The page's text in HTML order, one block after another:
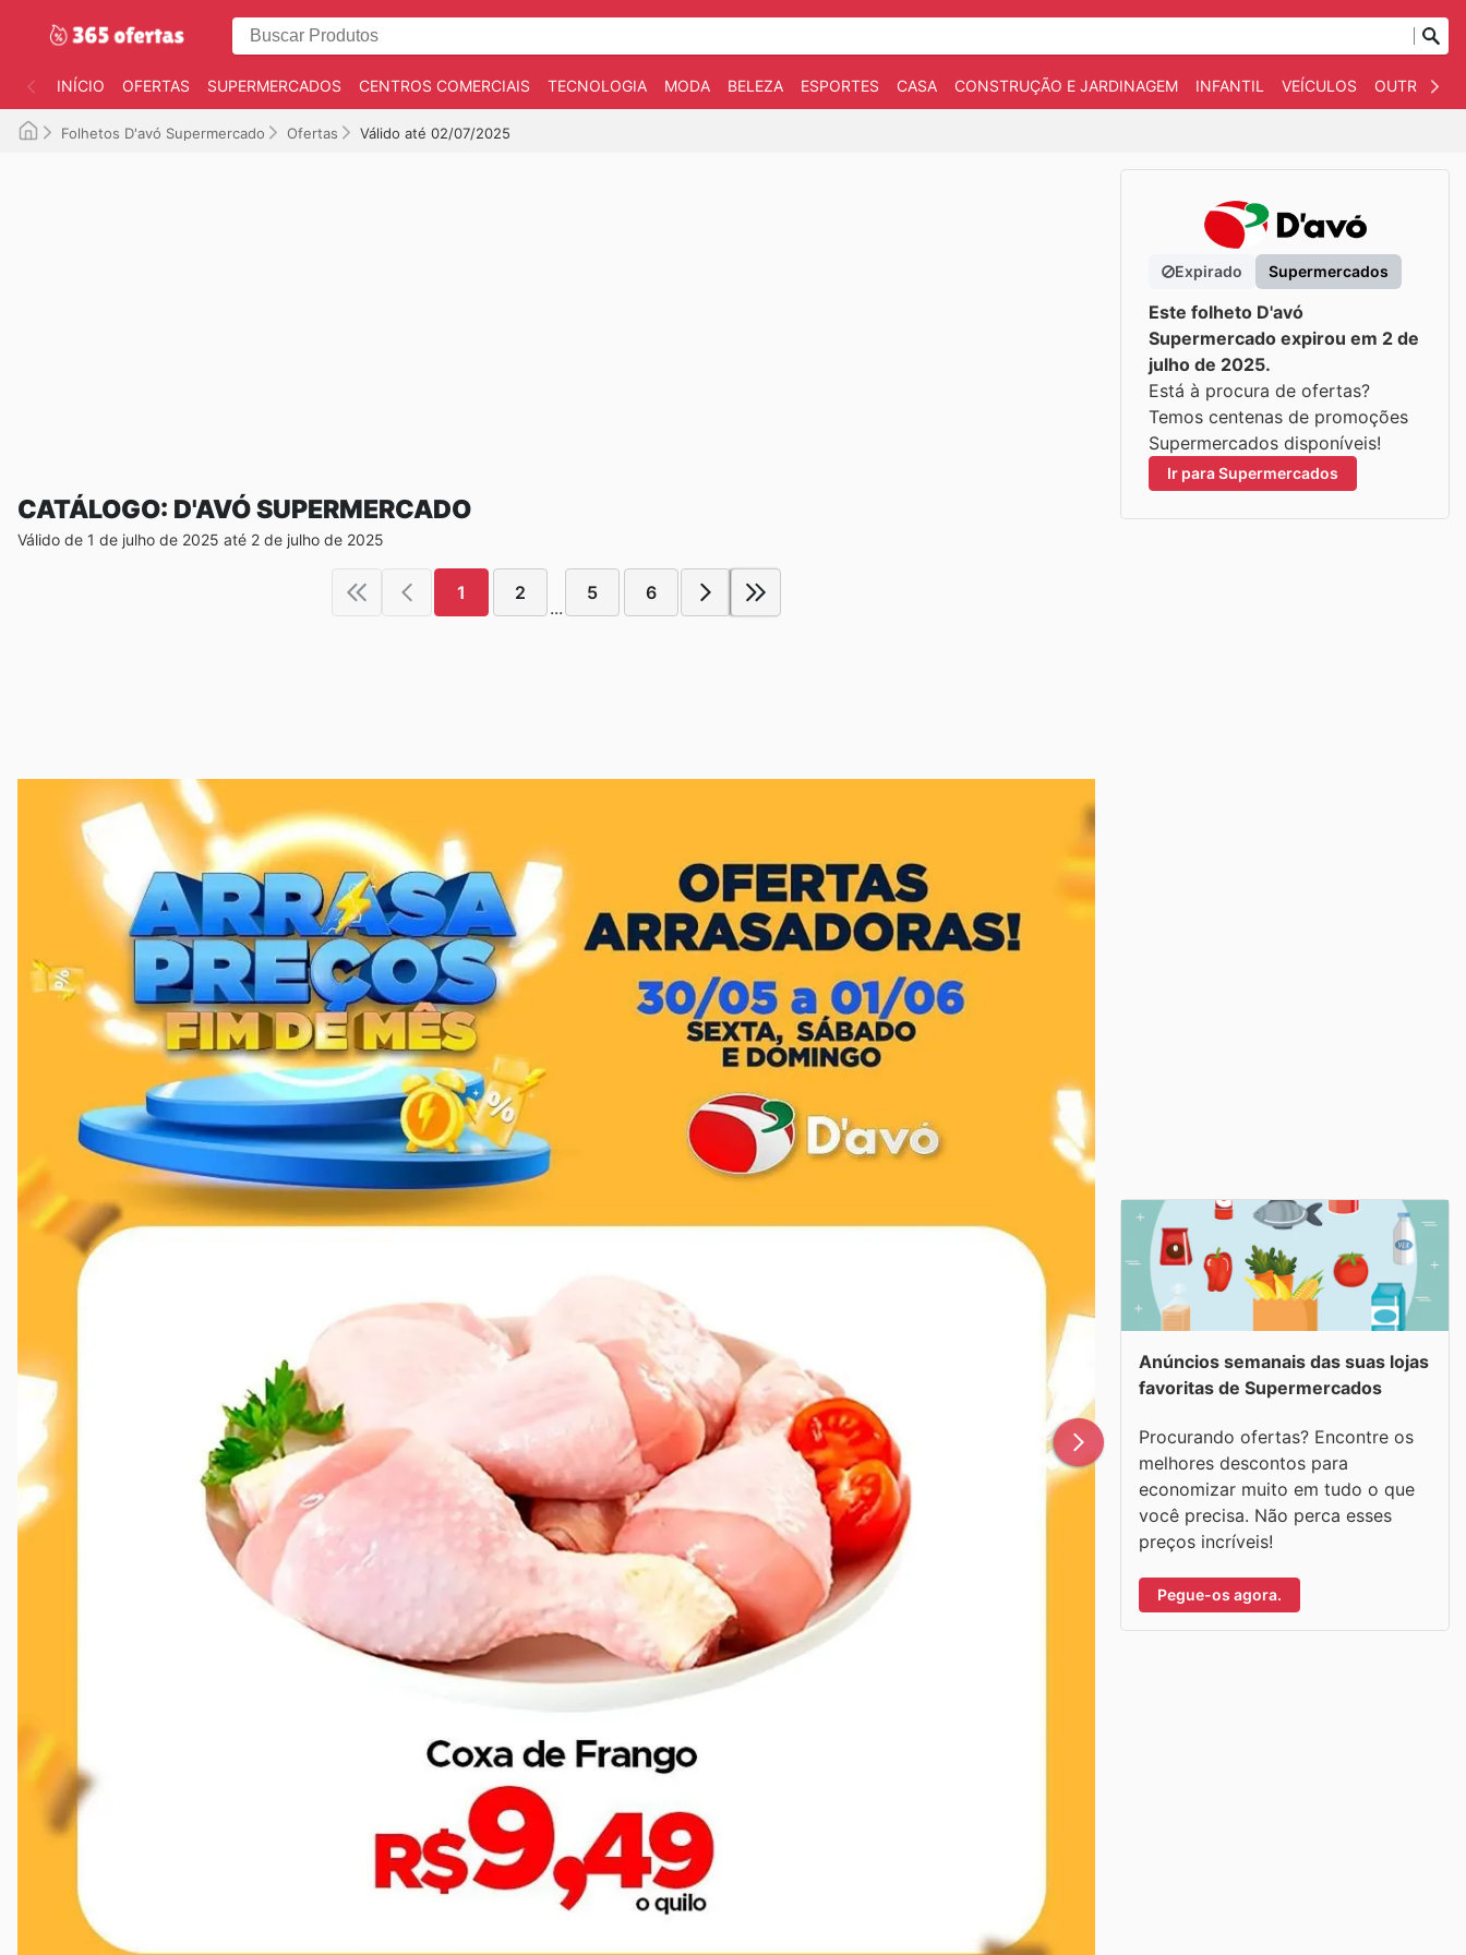
INÍCIO OFERTAS SUPERMERCADOS CENTROS COMERCIAIS TECNOLOGIA MODA BELEZA ESPORTES CASA CONSTRUÇÃO E JARDINAGEM INFANTIL VEÍCULOS OUTROS
Folhetos D'avó Supermercado Ofertas Válido até 02/07/2025
CATÁLOGO: D'AVÓ SUPERMERCADO
Válido de 1 de julho de 2025 até 2 de julho de 2025
1 2
...
5 6
Expirado Supermercados
Este folheto D'avó
Supermercado expirou em 2 de
julho de 2025.
Está à procura de ofertas?
Temos centenas de promoções
Supermercados disponíveis!
Ir para Supermercados
Anúncios semanais das suas lojas
favoritas de Supermercados
Procurando ofertas? Encontre os
melhores descontos para
economizar muito em tudo o que
você precisa. Não perca esses
preços incríveis!
Pegue-os agora.